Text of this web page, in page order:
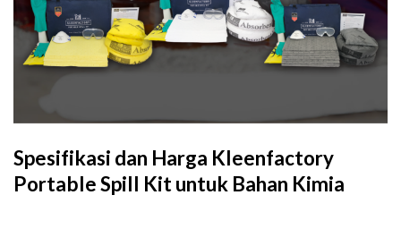
Spesifikasi dan Harga Kleenfactory
Portable Spill Kit untuk Bahan Kimia